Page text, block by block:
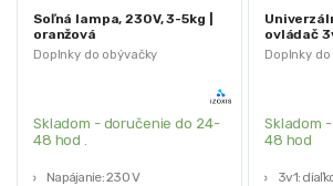
Doplnky do obývačky
Soľná lampa, 230V, 3-5kg |
oranžová
Skladom - doručenie do 24-
48 hod .
Napájanie: 230 V
Doplnky
ovládač
Skladom
48 hod
3v1: